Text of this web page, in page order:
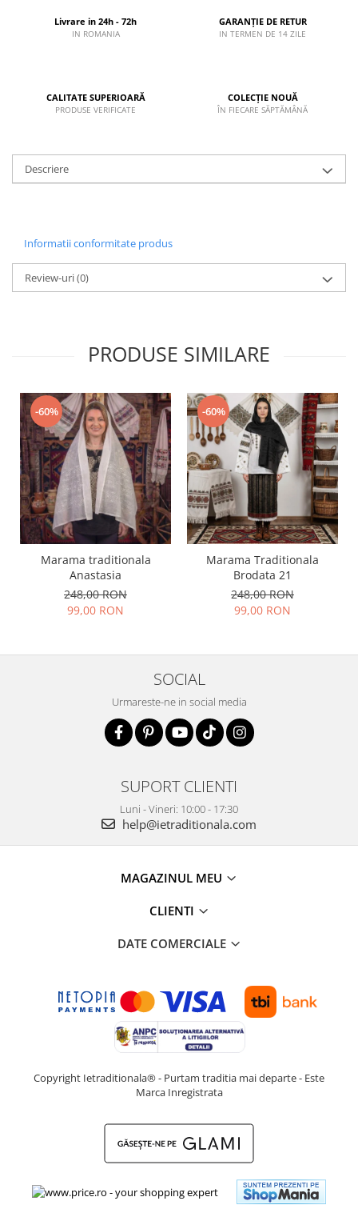
Livrare in 24h - 72h
IN ROMANIA
GARANȚIE DE RETUR
IN TERMEN DE 14 ZILE
CALITATE SUPERIOARĂ
PRODUSE VERIFICATE
COLECȚIE NOUĂ
ÎN FIECARE SĂPTĂMÂNĂ
Descriere
Informatii conformitate produs
Review-uri(0)
PRODUSE SIMILARE
-60%
Marama traditionala
Anastasia
248,00 RON
99,00 RON
-60%
Marama Traditionala
Brodata 21
248,00 RON
99,00 RON
SOCIAL
Urmareste-ne in social media
SUPORT CLIENTI
Luni - Vineri: 10:00 - 17:30
help@ietraditionala.com
MAGAZINUL MEU
CLIENTI
DATE COMERCIALE
Copyright Ietraditionala® - Purtam traditia mai departe - Este
Marca Inregistrata